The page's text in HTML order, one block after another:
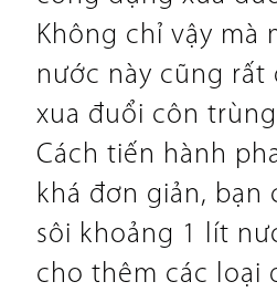
Không chỉ vậy mà
nước này cũng rất
xua đuổi côn
Cách tiến hành
khá đơn giản, bạn
sôi khoảng 1 lít
cho thêm các loại